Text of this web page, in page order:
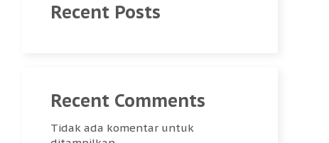
Recent Posts
Recent Comments
Tidak ada komentar untuk